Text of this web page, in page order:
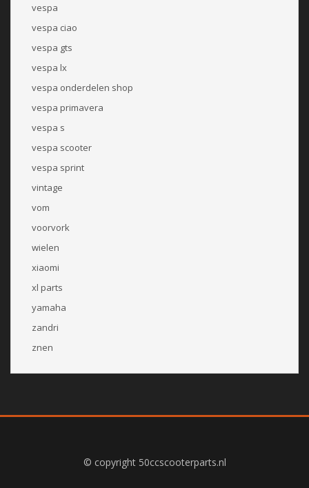
vespa
vespa ciao
vespa gts
vespa lx
vespa onderdelen shop
vespa primavera
vespa s
vespa scooter
vespa sprint
vintage
vom
voorvork
wielen
xiaomi
xl parts
yamaha
zandri
znen
© copyright 50ccscooterparts.nl